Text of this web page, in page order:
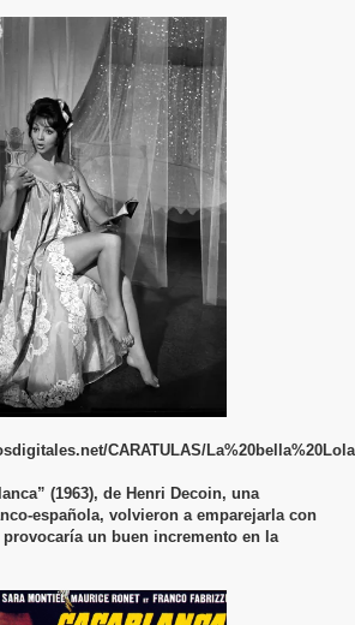
(1963), de Henri Decoin, una
española, volvieron a emparejarla con
un buen incremento en la